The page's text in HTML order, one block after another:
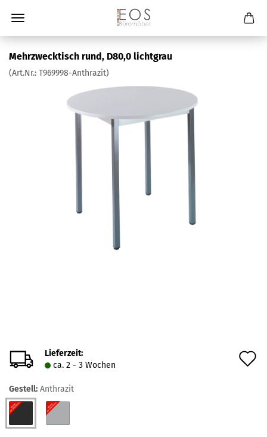
Mehrzwecktisch rund, D80,0 lichtgrau
(Art.Nr.: T969998-Anthrazit)
Lieferzeit:
ca. 2 - 3 Wochen
Gestell: Anthrazit